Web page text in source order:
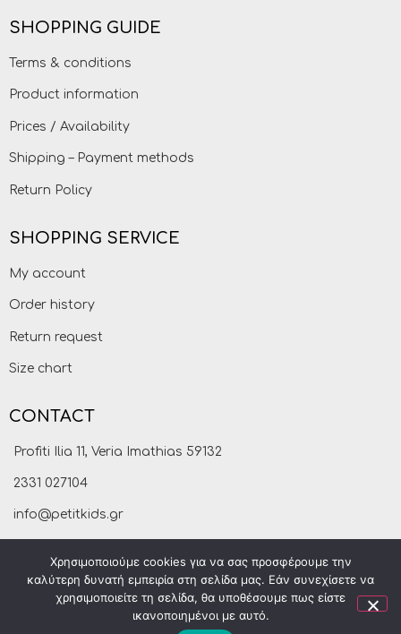
SHOPPING GUIDE
Terms & conditions
Product information
Prices / Availability
Shipping – Payment methods
Return Policy
SHOPPING SERVICE
My account
Order history
Return request
Size chart
CONTACT
Profiti Ilia 11, Veria Imathias 59132
2331 027104
info@petitkids.gr
Χρησιμοποιούμε cookies για να σας προσφέρουμε την
καλύτερη δυνατή εμπειρία στη σελίδα μας. Εάν συνεχίσετε να
χρησιμοποιείτε τη σελίδα, θα υποθέσουμε πως είστε
ικανοποιημένοι με αυτό.